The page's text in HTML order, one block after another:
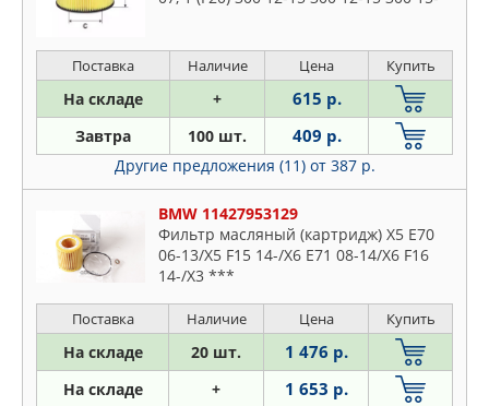
Поставка Наличие Цена Купить
На складе + 615 р.
Завтра 100 шт. 409 р.
Другие предложения (11) от 387 р.
BMW 11427953129
Фильтр масляный (картридж) X5 E70
06-13/X5 F15 14-/X6 E71 08-14/X6 F16
14-/X3 ***
Поставка Наличие Цена Купить
На складе 20 шт. 1 476 р.
На складе + 1 653 р.